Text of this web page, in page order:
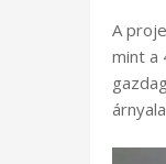
A
mint a